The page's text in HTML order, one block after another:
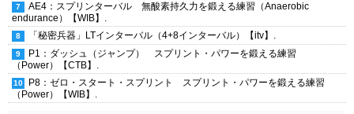
AE4：スプリンターバル 無酸素持久力を鍛える練習（Anaerobic
endurance）【WIB】.
「秘密兵器」LTインターバル（4+8インターバル）【itv】.
P1：ダッシュ（ジャンプ） スプリント・パワーを鍛える練習
（Power）【CTB】.
P8：ゼロ・スタート・スプリント スプリント・パワーを鍛える練習
（Power）【WIB】.